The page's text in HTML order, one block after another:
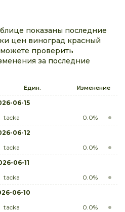
показаны последние
цен виноград красный
можете проверить
за последние
Един. Изменение
06-15
tacka
0.0%
06-12
tacka
0.0%
06-11
tacka
0.0%
06-10
tacka
0.0%